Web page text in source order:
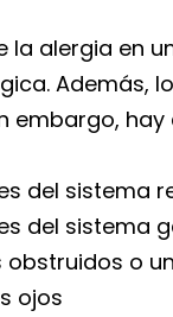
la alergia en
Además,
embargo,
del sistema
del sistema
obstruidos o
ojos